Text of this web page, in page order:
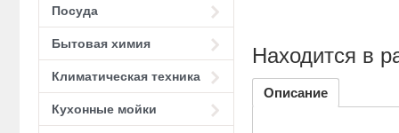
Посуда
Бытовая химия
Климатическая техника
Кухонные мойки
Находится в
Описание